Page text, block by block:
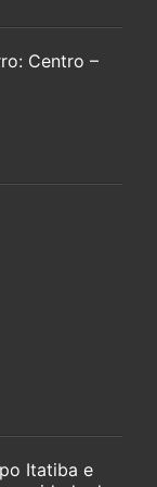
Centro –
Itatiba e